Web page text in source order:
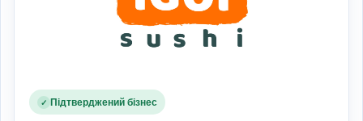
✓ Підтверджений бізнес